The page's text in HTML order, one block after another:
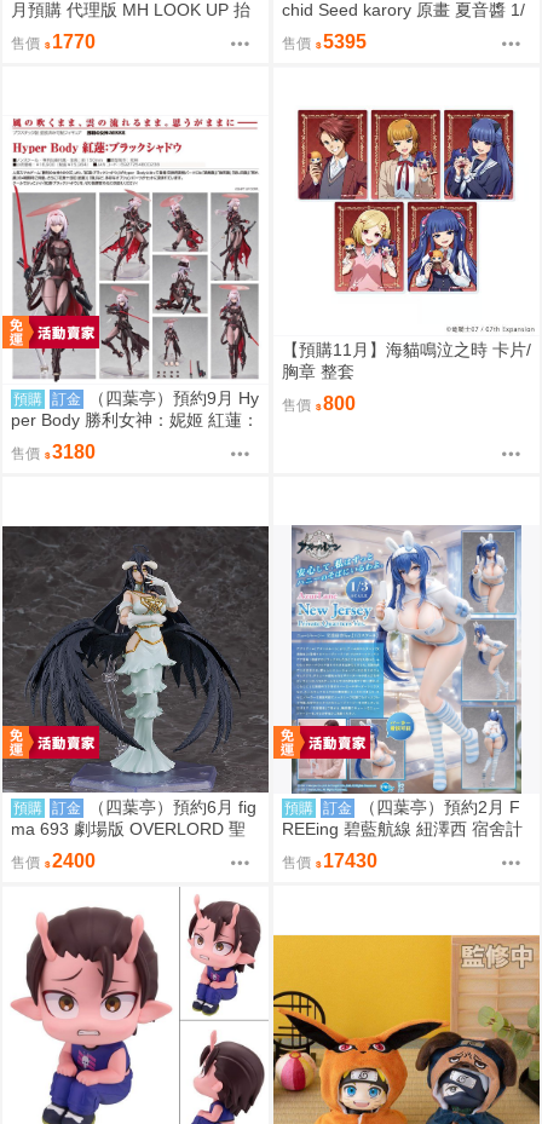
月預購 代理版 MH LOOK UP 抬
頭系列 超時空輝夜姬！酒寄彩葉
&輝耀 特典版
售價 1770
chid Seed karory 原畫 夏音醬 1/
6 PVC 0917
售價 5395
預購 訂金
（四葉亭）預約9月 Hy
per Body 勝利女神：妮姬 紅蓮：
暗影 0917
售價 3180
【預購11月】海貓鳴泣之時 卡片/
胸章 整套
售價 800
預購 訂金
（四葉亭）預約6月 fig
ma 693 劇場版 OVERLORD 聖
王國篇 雅兒貝德 0917
售價 2400
預購 訂金
（四葉亭）預約2月 F
REEing 碧藍航線 紐澤西 宿舍計
劃Ver.1/3 PVC 0917
售價 17430